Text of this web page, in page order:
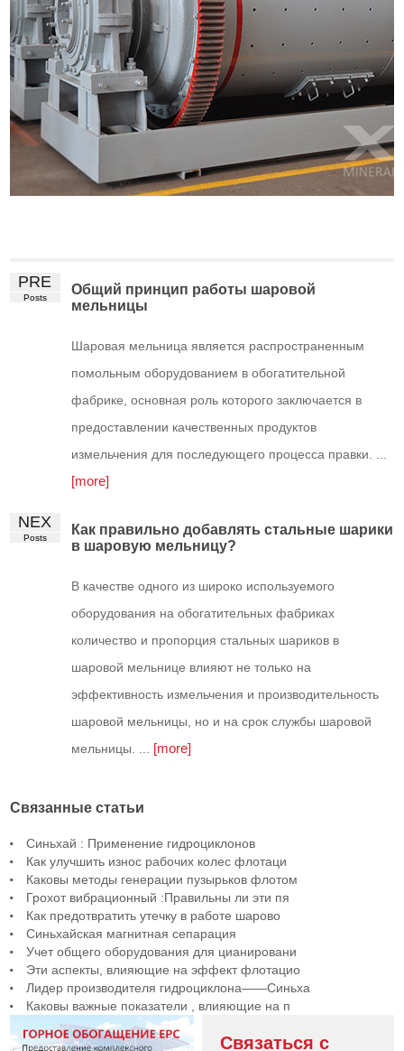
PRE
Posts
Общий принцип работы шаровой
мельницы
Шаровая мельница является распространенным
помольным оборудованием в обогатительной
фабрике, основная роль которого заключается в
предоставлении качественных продуктов
измельчения для последующего процесса правки. ...
[more]
NEX
Posts
Как правильно добавлять стальные шарики
в шаровую мельницу?
В качестве одного из широко используемого
оборудования на обогатительных фабриках
количество и пропорция стальных шариков в
шаровой мельнице влияют не только на
эффективность измельчения и производительность
шаровой мельницы, но и на срок службы шаровой
мельницы. ...
[more]
Связанные статьи
Синьхай : Применение гидроциклонов
Как улучшить износ рабочих колес флотаци
Каковы методы генерации пузырьков флотом
Грохот вибрационный :Правильны ли эти пя
Как предотвратить утечку в работе шарово
Синьхайская магнитная сепарация
Учет общего оборудования для цианировани
Эти аспекты, влияющие на эффект флотацио
Лидер производителя гидроциклона——Синьха
Каковы важные показатели , влияющие на п
Связаться с